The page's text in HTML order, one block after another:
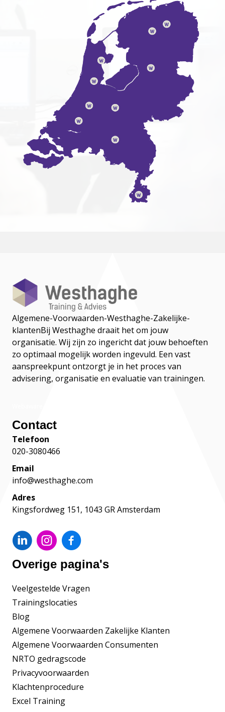
Algemene-Voorwaarden-Westhaghe-Zakelijke-
klantenBij Westhaghe draait het om jouw
organisatie. Wij zijn zo ingericht dat jouw behoeften
zo optimaal mogelijk worden ingevuld. Een vast
aanspreekpunt ontzorgt je in het proces van
advisering, organisatie en evaluatie van trainingen.
Contact
Telefoon
020-3080466
Email
info@westhaghe.com
Adres
Kingsfordweg 151, 1043 GR Amsterdam
Overige pagina's
Veelgestelde Vragen
Trainingslocaties
Blog
Algemene Voorwaarden Zakelijke Klanten
Algemene Voorwaarden Consumenten
NRTO gedragscode
Privacyvoorwaarden
Klachtenprocedure
Excel Training